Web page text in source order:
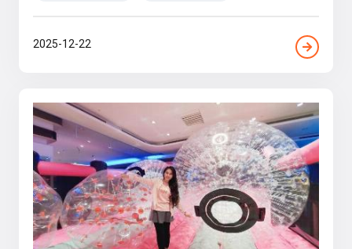
2025-12-22